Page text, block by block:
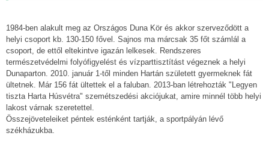
1984-ben alakult meg az Országos Duna Kör és akkor szerveződött a
helyi csoport kb. 130-150 fővel. Sajnos ma márcsak 35 főt számlál a
csoport, de ettől eltekintve igazán lelkesek. Rendszeres
természetvédelmi folyófigyelést és vízparttisztítást végeznek a helyi
Dunaparton. 2010. január 1-től minden Hartán született gyermeknek fát
ültetnek. Már 156 fát ültettek el a faluban. 2013-ban létrehozták "Legyen
tiszta Harta Húsvétra" szemétszedési akciójukat, amire minnél több helyi
lakost várnak szeretettel.
Összejöveteleiket péntek esténként tartják, a sportpályán lévő
székházukba.